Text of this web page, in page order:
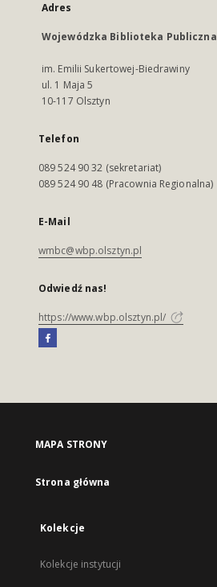
Adres
Wojewódzka Biblioteka Publiczna
im. Emilii Sukertowej-Biedrawiny
ul. 1 Maja 5
10-117 Olsztyn
Telefon
089 524 90 32 (sekretariat)
089 524 90 48 (Pracownia Regionalna)
E-Mail
wmbc@wbp.olsztyn.pl
Odwiedź nas!
https://www.wbp.olsztyn.pl/
MAPA STRONY
Strona główna
Kolekcje
Kolekcje instytucji